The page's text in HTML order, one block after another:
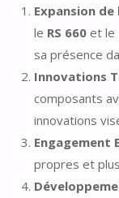
Expansion
le RS 660 et le
sa présence
Innovations
composants
innovations
Engagement
propres et